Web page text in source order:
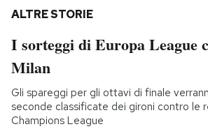
ALTRE STORIE
I sorteggi di Europa League
Milan
Gli spareggi per gli ottavi di finale
seconde classificate dei gironi contro le
Champions League